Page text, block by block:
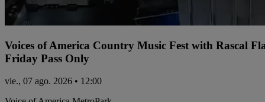
Voices of America Country Music Fest with Rascal
Friday Pass Only
vie., 07 ago. 2026 • 12:00